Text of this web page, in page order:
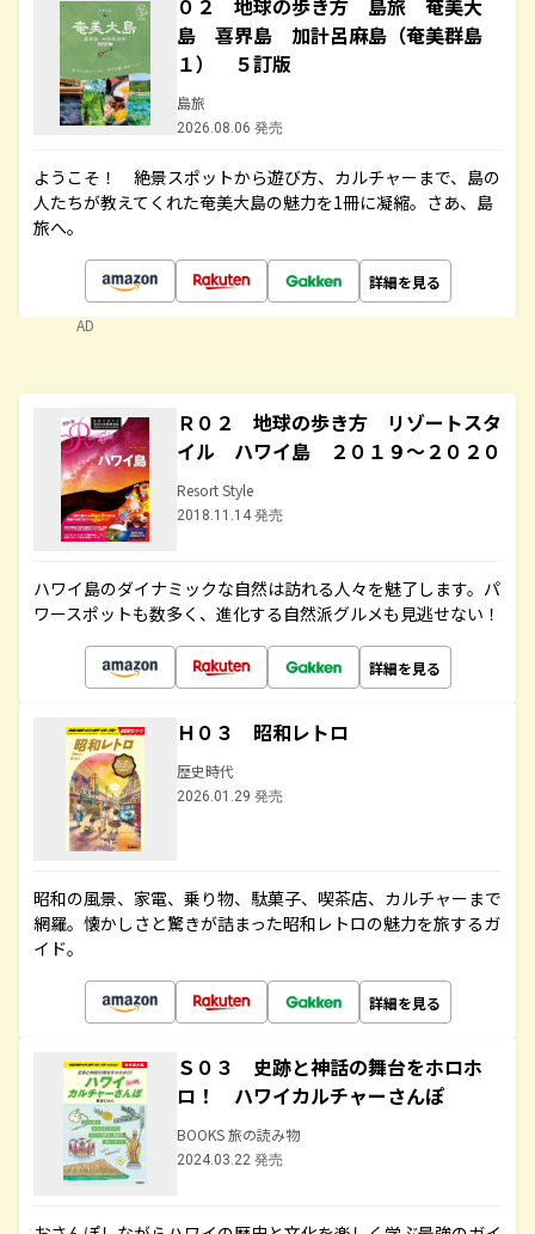
０２ 地球の歩き方 島旅 奄美大
島 喜界島 加計呂麻島（奄美群島
１） ５訂版
島旅
2026.08.06 発売
ようこそ！ 絶景スポットから遊び方、カルチャーまで、島の
人たちが教えてくれた奄美大島の魅力を1冊に凝縮。さあ、島
旅へ。
詳細を見る
AD
Ｒ０２ 地球の歩き方 リゾートスタ
イル ハワイ島 ２０１９～２０２０
Resort Style
2018.11.14 発売
ハワイ島のダイナミックな自然は訪れる人々を魅了します。パ
ワースポットも数多く、進化する自然派グルメも見逃せない！
詳細を見る
Ｈ０３ 昭和レトロ
歴史時代
2026.01.29 発売
昭和の風景、家電、乗り物、駄菓子、喫茶店、カルチャーまで
網羅。懐かしさと驚きが詰まった昭和レトロの魅力を旅するガ
イド。
詳細を見る
Ｓ０３ 史跡と神話の舞台をホロホ
ロ！ ハワイカルチャーさんぽ
BOOKS 旅の読み物
2024.03.22 発売